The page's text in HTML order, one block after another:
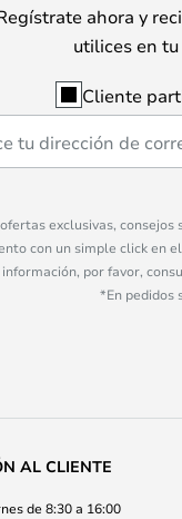
ahora y
utilices en
Cliente
exclusivas,
con un simple click en
información, por favor,
*En pedidos
AL CLIENTE
de 8:30 a 16:00